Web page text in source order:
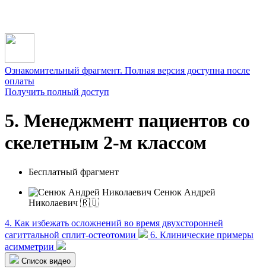
Ознакомительный фрагмент. Полная версия доступна после
оплаты
Получить полный доступ
5. Менеджмент пациентов со
скелетным 2-м классом
Бесплатный фрагмент
Сенюк Андрей
Николаевич 🇷🇺
4. Как избежать осложнений во время двухсторонней
сагиттальной сплит-остеотомии
6. Клинические примеры
асимметрии
Список видео